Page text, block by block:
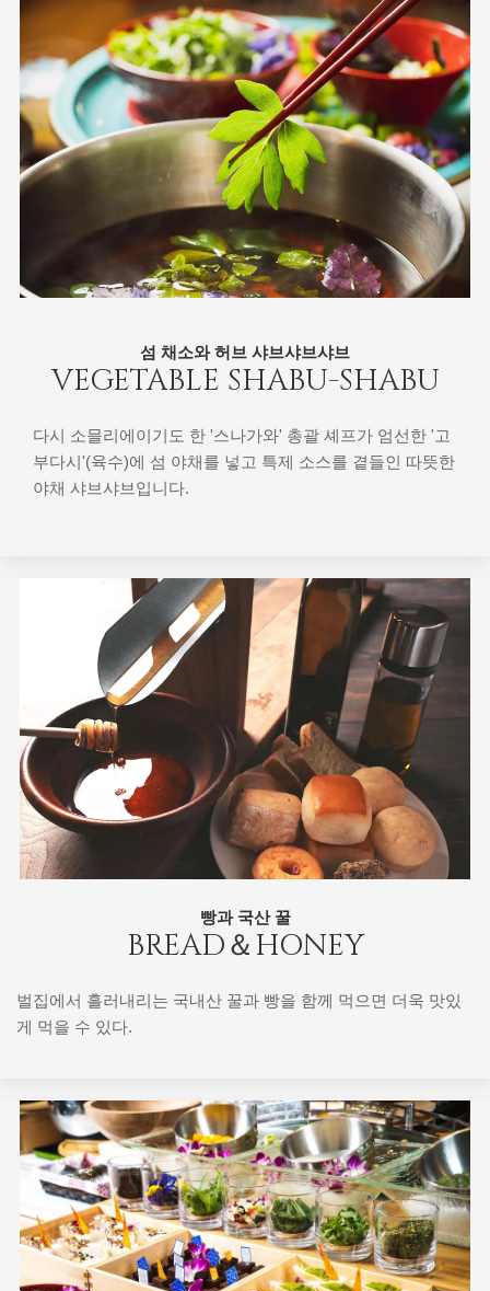
섬 채소와 허브 샤브샤브샤브
VEGETABLE SHABU-SHABU
다시 소믈리에이기도 한 '스나가와' 총괄 셰프가 엄선한 '고
부다시'(육수)에 섬 야채를 넣고 특제 소스를 곁들인 따뜻한
야채 샤브샤브입니다.
빵과 국산 꿀
BREAD＆HONEY
벌집에서 흘러내리는 국내산 꿀과 빵을 함께 먹으면 더욱 맛있
게 먹을 수 있다.